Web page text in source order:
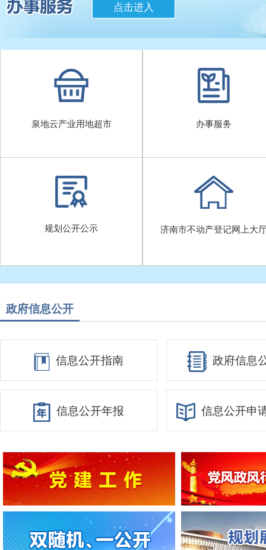
点击进入
泉地云产业用地超市 办事服务
规划公开公示 济南市不动产登记网上大
政府信息公开
信息公开指南 政府信息
信息公开年报 信息公开申